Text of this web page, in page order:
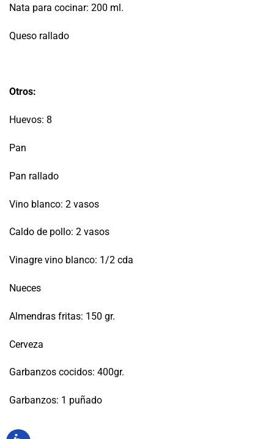
Nata para cocinar: 200 ml.
Queso rallado
Otros:
Huevos: 8
Pan
Pan rallado
Vino blanco: 2 vasos
Caldo de pollo: 2 vasos
Vinagre vino blanco: 1/2 cda
Nueces
Almendras fritas: 150 gr.
Cerveza
Garbanzos cocidos: 400gr.
Garbanzos: 1 puñado